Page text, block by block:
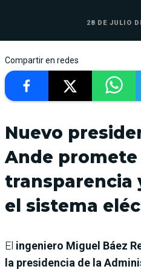
28 DE JULIO
Compartir en redes
Nuevo
Ande promete
transparencia
el sistema
El ingeniero Miguel Báez
la presidencia de la